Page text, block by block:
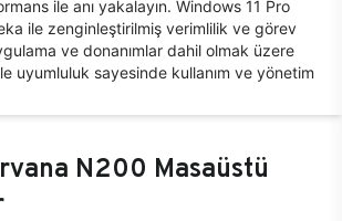
ile anı yakalayın. Windows 11 Pro
ile zenginleştirilmiş verimlilik ve görev
ve donanımlar dahil olmak üzere
uyumluluk sayesinde kullanım ve yönetim
N200 Masaüstü